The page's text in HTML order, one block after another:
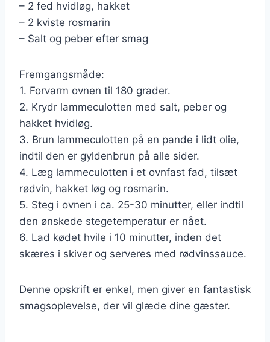
– 2 fed hvidløg, hakket
– 2 kviste rosmarin
– Salt og peber efter smag
Fremgangsmåde:
1. Forvarm ovnen til 180 grader.
2. Krydr lammeculotten med salt, peber og
hakket hvidløg.
3. Brun lammeculotten på en pande i lidt olie,
indtil den er gyldenbrun på alle sider.
4. Læg lammeculotten i et ovnfast fad, tilsæt
rødvin, hakket løg og rosmarin.
5. Steg i ovnen i ca. 25-30 minutter, eller indtil
den ønskede stegetemperatur er nået.
6. Lad kødet hvile i 10 minutter, inden det
skæres i skiver og serveres med rødvinssauce.
Denne opskrift er enkel, men giver en fantastisk
smagsoplevelse, der vil glæde dine gæster.